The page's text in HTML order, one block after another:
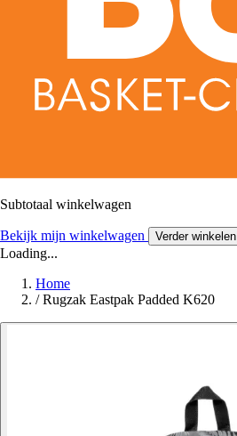
Subtotaal winkelwagen
Bekijk mijn winkelwagen Verder winkelen
Loading...
Home
/ Rugzak Eastpak Padded K620